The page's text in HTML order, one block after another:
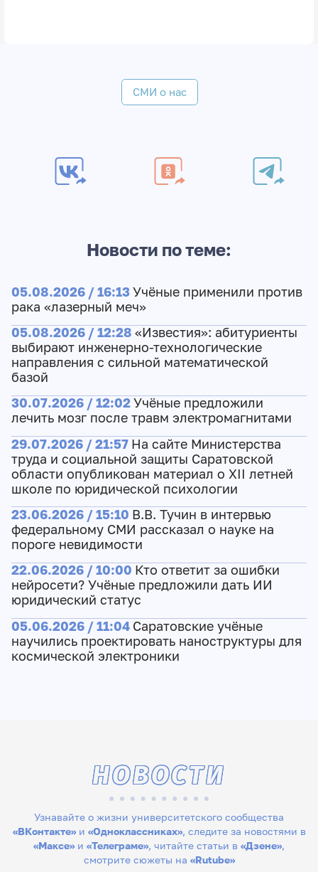
СМИ о нас
Новости по теме:
05.08.2026 / 16:13Учёные применили против
рака «лазерный меч»
05.08.2026 / 12:28 «Известия»: абитуриенты
выбирают инженерно-технологические
направления с сильной математической
базой
30.07.2026 / 12:02Учёные предложили
лечить мозг после травм электромагнитами
29.07.2026 / 21:57 На сайте Министерства
труда и социальной защиты Саратовской
области опубликован материал о XII летней
школе по юридической психологии
23.06.2026 / 15:10 В.В. Тучин в интервью
федеральному СМИ рассказал о науке на
пороге невидимости
22.06.2026 / 10:00 Кто ответит за ошибки
нейросети? Учёные предложили дать ИИ
юридический статус
05.06.2026 / 11:04 Саратовские учёные
научились проектировать наноструктуры для
космической электроники
Узнавайте о жизни университетского сообщества
«ВКонтакте»и «Одноклассниках», следите за новостями в
«Максе» и «Телеграме», читайте статьи в «Дзене»,
смотрите сюжеты на «Rutube»
НОВОСТИ